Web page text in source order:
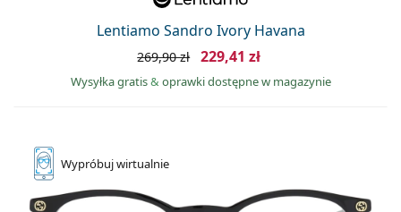
Lentiamo Sandro Ivory Havana
269,90 zł 229,41 zł
Wysyłka gratis& oprawki dostępne w magazynie
Wypróbujwirtualnie